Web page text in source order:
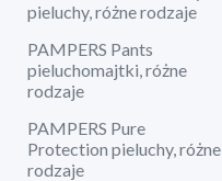
pieluchy, różne rodzaje
PAMPERS Pants
pieluchomajtki, różne
rodzaje
PAMPERS Pure
Protection pieluchy, różne
rodzaje